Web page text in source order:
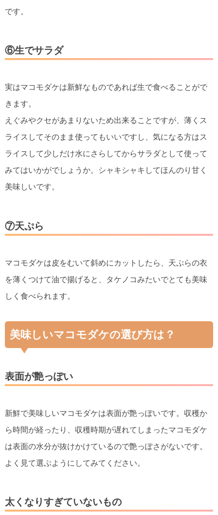
です。
⑥生でサラダ
実はマコモダケは新鮮なものであれば生で食べることがで
きます。
えぐみやクセがあまりないため出来ることですが、薄くス
ライスしてそのまま使ってもいいですし、気になる方はス
ライスして少しだけ水にさらしてからサラダとして使って
みてはいかがでしょうか。シャキシャキしてほんのり甘く
美味しいです。
⑦天ぷら
マコモダケは皮をむいて斜めにカットしたら、天ぷらの衣
を薄くつけて油で揚げると、タケノコみたいでとても美味
しく食べられます。
美味しいマコモダケの選び方は？
表面が艶っぽい
新鮮で美味しいマコモダケは表面が艶っぽいです。収穫か
ら時間が経ったり、収穫時期が遅れてしまったマコモダケ
は表面の水分が抜けかけているので艶っぽさがないです。
よく見て選ぶようにしてみてください。
太くなりすぎていないもの